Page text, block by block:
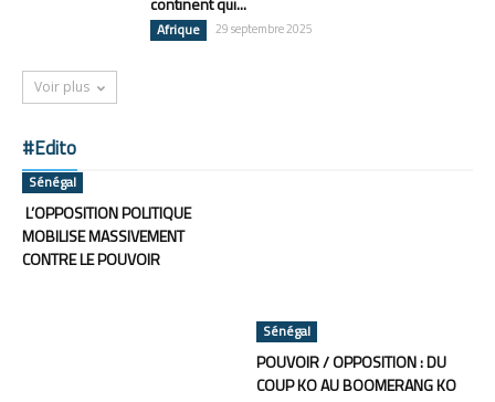
Afrique 29 septembre 2025
Voir plus
#Edito
Sénégal
L’OPPOSITION POLITIQUE
MOBILISE MASSIVEMENT
CONTRE LE POUVOIR
Sénégal
POUVOIR / OPPOSITION : DU
COUP KO AU BOOMERANG KO